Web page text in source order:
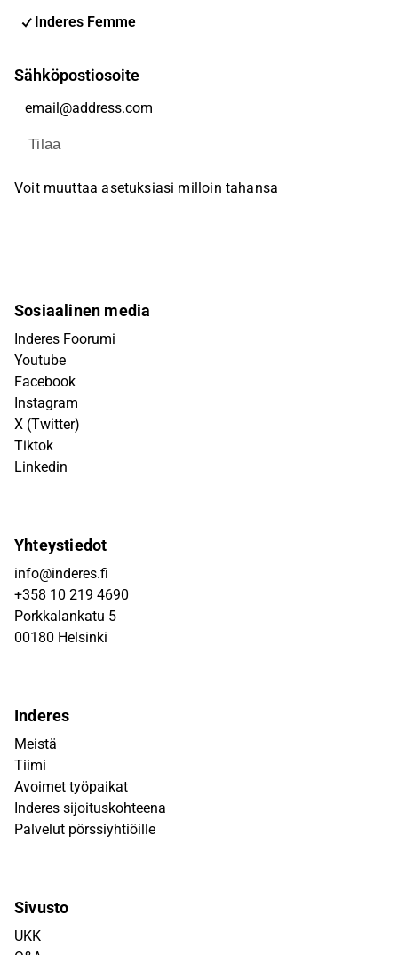
Inderes Femme
Sähköpostiosoite
Tilaa
Voit muuttaa asetuksiasi milloin tahansa
Sosiaalinen media
Inderes Foorumi
Youtube
Facebook
Instagram
X (Twitter)
Tiktok
Linkedin
Yhteystiedot
info@inderes.fi
+358 10 219 4690
Porkkalankatu 5
00180 Helsinki
Inderes
Meistä
Tiimi
Avoimet työpaikat
Inderes sijoituskohteena
Palvelut pörssiyhtiöille
Sivusto
UKK